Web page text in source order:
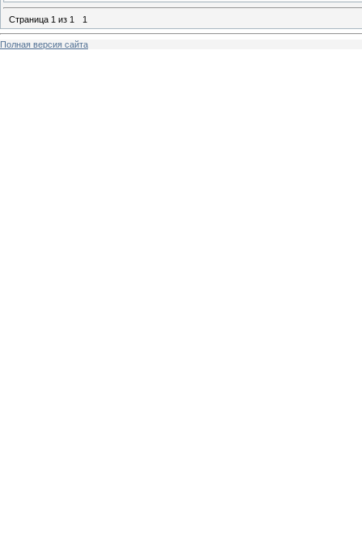
Страница 1 из 1 1
Полная версия сайта